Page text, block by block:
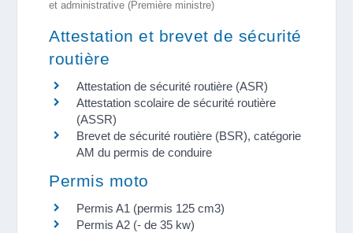
et administrative (Première ministre)
Attestation et brevet de sécurité
routière
Attestation de sécurité routière (ASR)
Attestation scolaire de sécurité routière
(ASSR)
Brevet de sécurité routière (BSR), catégorie
AM du permis de conduire
Permis moto
Permis A1 (permis 125 cm3)
Permis A2 (- de 35 kw)